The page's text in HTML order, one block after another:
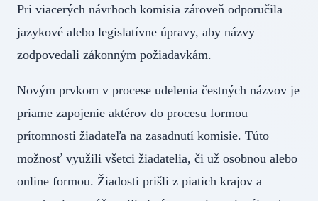
Pri viacerých návrhoch komisia zároveň odporučila
jazykové alebo legislatívne úpravy, aby názvy
zodpovedali zákonným požiadavkám.
Novým prvkom v procese udelenia čestných názvov je
priame zapojenie aktérov do procesu formou
prítomnosti žiadateľa na zasadnutí komisie. Túto
možnosť využili všetci žiadatelia, či už osobnou alebo
online formou. Žiadosti prišli z piatich krajov a